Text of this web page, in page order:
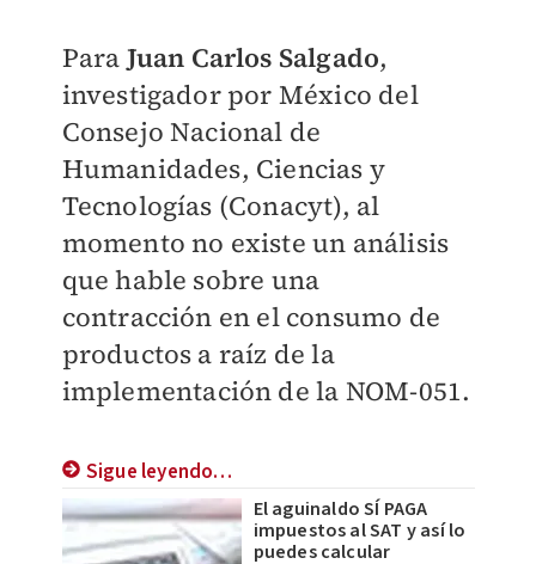
Para Juan Carlos Salgado,
investigador por México del
Consejo Nacional de
Humanidades, Ciencias y
Tecnologías (Conacyt), al
momento no existe un análisis
que hable sobre una
contracción en el consumo de
productos a raíz de la
implementación de la NOM-051.
Sigue leyendo…
El aguinaldo SÍ PAGA
impuestos al SAT y así lo
puedes calcular